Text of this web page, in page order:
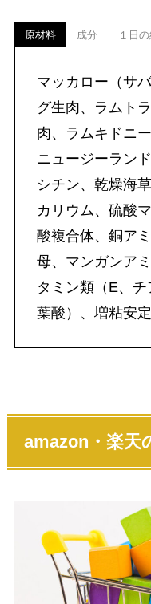
原材料 成分 １日
マッカロー（サ
グ生肉、ラムト
肉、ラムキドニ
ニュージーラン
シチン、乾燥海
カリウム、硫酸
酸複合体、銅ア
母、マンガンア
タミン類（E、チ
葉酸）、増粘安
amazon・楽天